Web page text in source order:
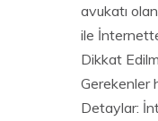
avukatı
ile
Dikkat
Gerekenler
Detaylar: